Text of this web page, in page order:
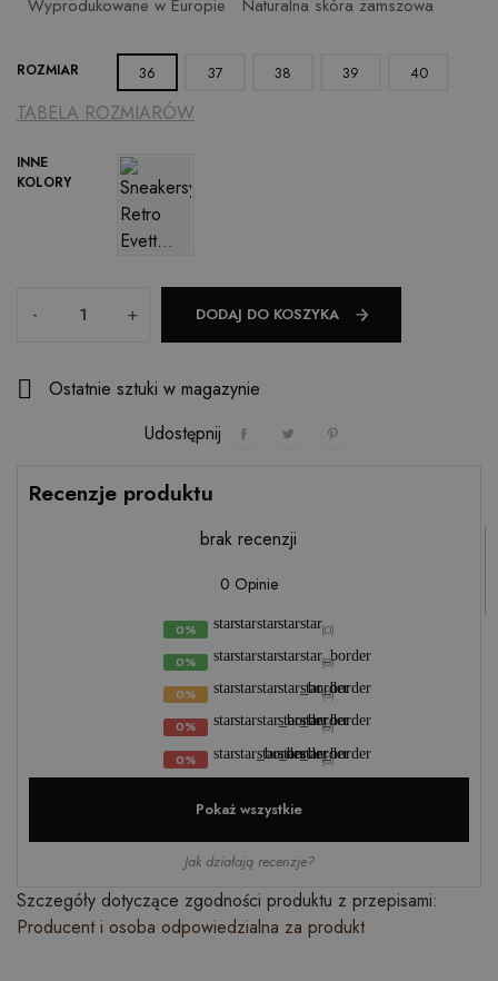
Wyprodukowane w Europie Naturalna skóra zamszowa
ROZMIAR 36 37 38 39 40
TABELA ROZMIARÓW
INNE
KOLORY
- + DODAJ DO KOSZYKA

Ostatnie sztuki w magazynie
Udostępnij
Recenzje produktu
brak recenzji
0 Opinie
0% starstarstarstarstar(0)
0%
starstarstarstarstar_border
(0)
0%
starstarstarstar_border
star_border
(0)
0%
starstarstar_border
star_border
star_border
(0)
0%
starstar_border
star_border
star_border
star_border
(0)
Pokaż wszystkie
Jak działają recenzje?
Szczegóły dotyczące zgodności produktu z przepisami:
Producent i osoba odpowiedzialna za produkt